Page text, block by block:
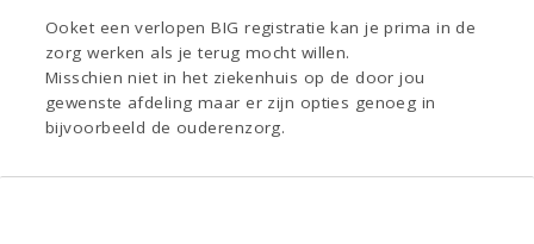
Ooket een verlopen BIG registratie kan je prima in de
zorg werken als je terug mocht willen.
Misschien niet in het ziekenhuis op de door jou
gewenste afdeling maar er zijn opties genoeg in
bijvoorbeeld de ouderenzorg.